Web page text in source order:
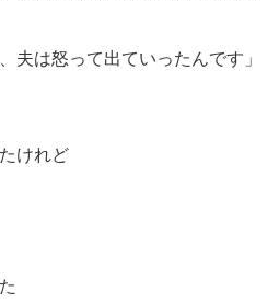
夫は怒って出ていったんです」
けれど